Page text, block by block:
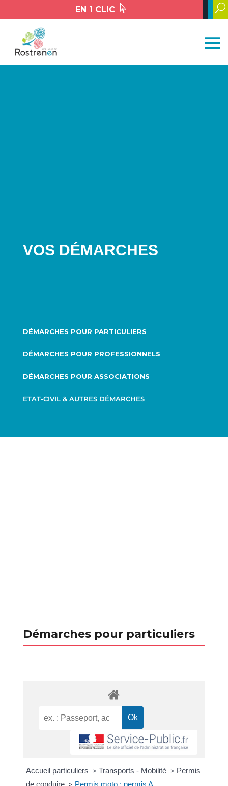
EN 1 CLIC  U
VOS DÉMARCHES
DÉMARCHES POUR PARTICULIERS
DÉMARCHES POUR PROFESSIONNELS
DÉMARCHES POUR ASSOCIATIONS
ETAT-CIVIL & AUTRES DÉMARCHES
Démarches pour particuliers
Accueil particuliers > Transports - Mobilité > Permis
de conduire > Permis moto : permis A